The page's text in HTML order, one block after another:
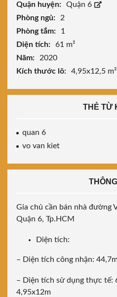
Quận huyện:
Quận 6
Phòng ngủ:
2
Phòng tắm:
1
Diện tích:
61 m²
Năm:
2020
Kích thước lô:
4,95x12,5 m²
THẺ TỪ
quan 6
vo van kiet
Gia chủ cần bán nhà đường
Quận 6, Tp.HCM
Diện tích:
– Diện tích công nhận:
– Diện tích sử dụng thực tế:
4,95x12m